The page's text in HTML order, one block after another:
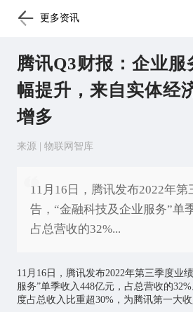
更多资讯
腾讯Q3财报：企业服
幅提升，来自实体经
增多
来源 | 物联网智库
11月16日，腾讯发布2022年第
告，“金融科技及企业服务”单
占总营收的32%...
11月16日，腾讯发布2022年第三季度业
服务”单季收入448亿元，占总营收的
度占总收入比重超30%，为腾讯第一大收